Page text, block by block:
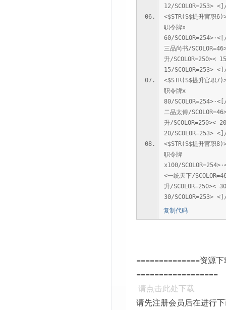
12/SCOLOR=253>
<$STR(S$提升官职
职令牌x
60/
三品尚书/
升/SCOLOR=250><
15/SCOLOR=253>
<$STR(S$提升官职
职令牌x
80/
二品太傅/
升/SCOLOR=250><
20/SCOLOR=253>
<$STR(S$提升官职
职令牌
x100/
<一统天下/
升/SCOLOR=250><
30/SCOLOR=253>
复制代码
==============资源
==================
请点击此处下载
请先注册会员后在进行